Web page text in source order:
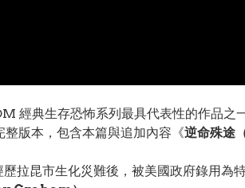
經典生存恐怖系列最具代表性的作品之
版本，包含本篇與追加內容《逆命殊途
拉昆市生化災難後，被美國政府錄用為特